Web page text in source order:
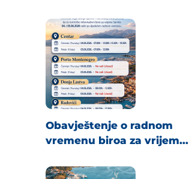
Obavještenje o radnom
vremenu biroa za vrijem...